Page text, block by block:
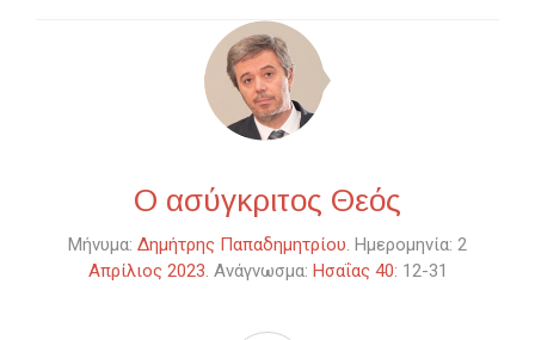
Ο ασύγκριτος Θεός
Μήνυμα: Δημήτρης Παπαδημητρίου . Ημερομηνία: 2
Απρίλιος 2023 . Ανάγνωσμα: Ησαΐας 40: 12-31